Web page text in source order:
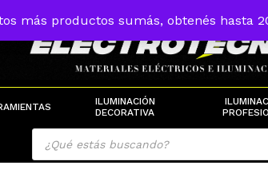
más productos sumás, obtenés hasta
ILUMINACIÓN
DECORATIVA
Products
search